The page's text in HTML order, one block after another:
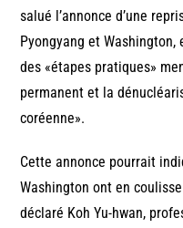
salué l’annonce d’une
Pyongyang et Washington,
des «étapes pratiques»
permanent et la
coréenne».
Cette annonce pourrait
Washington ont en
déclaré Koh Yu-hwan,